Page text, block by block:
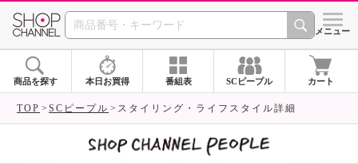
SHOP CHANNEL シメニュー
商品を探す 本日お買得 番組表 SCピープル カート
TOP SCピープル スタイリング・ライフスタイル詳細